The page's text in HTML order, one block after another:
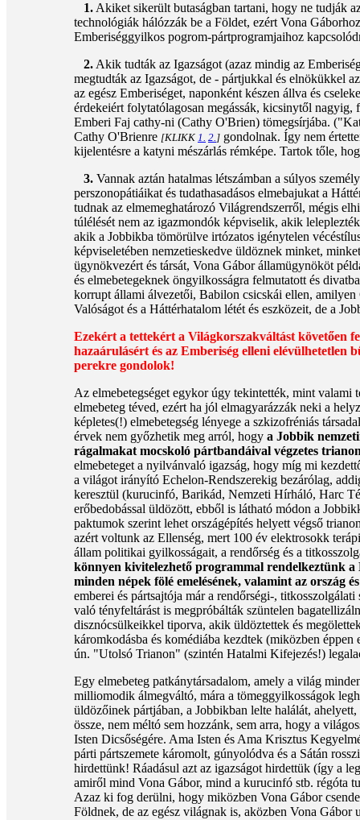
1. Akiket sikerült butaságban tartani, hogy ne tudják
technológiák hálózzák be a Földet, ezért Vona
Emberiséggyilkos pogrom-pártprogramjaihoz
2. Akik tudták az Igazságot (azaz mindig az
megtudták az Igazságot, de - pártjukkal és elnökükkel
az egész Emberiséget, naponként készen állva és
érdekeiért folytatólagosan megássák, kicsinytől
Emberi Faj cathy-ni (Cathy O'Brien) tömegsírjába.
Cathy O'Brienre [KLIKK 1. 2.] gondolnak. Így nem
kijelentésre a katyni mészárlás rémképe. Tartok tőle,
3. Vannak aztán hatalmas létszámban a súlyos
perszonopátiáikat és tudathasadásos elmebajukat a
tudnak az elmemeghatározó Világrendszerről, mégis
túlélését nem az igazmondók képviselik, akik
akik a Jobbikba tömörülve irtózatos igénytelen
képviseletében nemzetieskedve üldöznek minket,
ügynökvezért és társát, Vona Gábor államügynököt
és elmebetegeknek öngyilkosságra felmutatott és
korrupt állami álvezetői, Babilon csicskái ellen, amilyen
Valóságot és a Háttérhatalom létét és eszközeit, de a
Ezekért a tettekért a Világkorszakváltást követően
hazaárulásért és az Emberiség elleni
perekre gondolok!
Az elmebetegséget egykor úgy tekintették, mint
elmebeteg téved, ezért ha jól elmagyarázzák neki a
képletes(!) elmebetegség lényege a szkizofréniás
érvek nem győzhetik meg arról, hogy a Jobbik
rágalmakat mocskoló pártbandáival végzetes
elmebeteget a nyilvánvaló igazság, hogy míg mi
a világot irányító Echelon-Rendszerekig bezárólag,
keresztül (kurucinfó, Barikád, Nemzeti Hírháló, Harc
erőbedobással üldözött, ebből is látható módon a
paktumok szerint lehet országépítés helyett végső
azért voltunk az Ellenség, mert 100 év elektrosokk
állam politikai gyilkosságait, a rendőrség és a
könnyen kivitelezhető programmal rendelkeztünk a
minden népek fölé emelésének, valamint az ország
emberei és pártsajtója már a rendőrségi-,
való tényfeltárást is megpróbálták szüntelen
disznócsülkeikkel tiporva, akik üldöztettek és
káromkodásba és komédiába kezdtek (miközben
ún. "Utolsó Trianon" (szintén Hatalmi Kifejezés!)
Egy elmebeteg patkánytársadalom, amely a világ
milliomodik álmegváltó, mára a tömeggyilkosságok
üldözőinek pártjában, a Jobbikban lelte halálát,
össze, nem méltó sem hozzánk, sem arra, hogy a
Isten Dicsőségére. Ama Isten és Ama Krisztus
párti pártszemete káromolt, gúnyolódva és a Sátán
hirdettünk! Ráadásul azt az igazságot hirdettük (így a
amiről mind Vona Gábor, mind a kurucinfó stb. régóta
Azaz ki fog derülni, hogy miközben Vona Gábor
Földnek, de az egész világnak is, aközben Vona Gábor